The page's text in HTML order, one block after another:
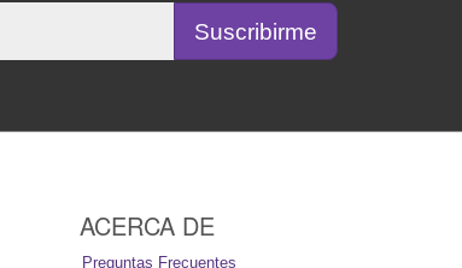
ACERCA DE
Preguntas Frecuentes